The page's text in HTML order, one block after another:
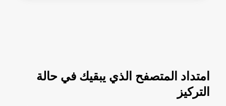
امتداد المتصفح الذي يبقيك في حالة
التركيز